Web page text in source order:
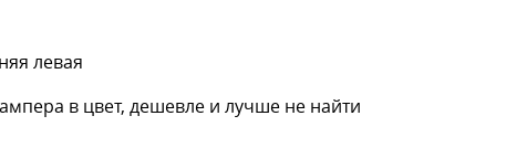
левая
в цвет, дешевле и лучше не найти